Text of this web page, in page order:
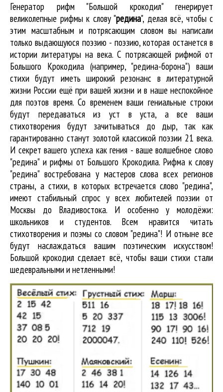
Генератор рифм "Большой крокодил" генерирует
великолепные рифмы к слову "редина", делая всё, чтобы с
этим масштабным и потрясающим словом вы написали
только выдающуюся поэзию - поэзию, которая останется в
истории литературы на века. С потрясающей рифмой от
Большого Крокодила (например, "редина-борона") ваши
стихи будут иметь широкий резонанс в литературной
жизни России ещё при вашей жизни и в наше неспокойное
для поэтов время. Со временем ваши гениальные строки
будут передаваться из уст в уста, а все ваши
стихотворения будут зачитываться до дыр, так как
гарантированно станут золотой классикой поэзии 21 века.
И секрет вашего успеха как гения - ваше волшебное слово
"редина" и рифмы от Большого Крокодила. Рифма к слову
"редина" востребована у мастеров слова всех регионов
страны, а стихи, в которых встречаетсяслово "редина",
имеют стабильный спрос у всех любителей поэзии от
Москвы до Владивостока. И особенно у молодёжи:
школьников и студентов. Всем нравится читать
стихотворения и поэмы со словом "редина"! И отныне все
будут наслаждаться вашим поэтическим искусством!
Большой крокодил cделает всё, чтобы ваши стихи стали
шедевральными и нетленными!